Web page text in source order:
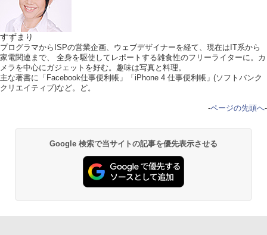
すずまり
プログラマからISPの営業企画、ウェブデザイナーを経て、現在はIT系から
家電関連まで、 全身を駆使してレポートする雑食性のフリーライターに。カ
メラを中心にガジェットを好む。趣味は写真と料理。
主な著書に「Facebook仕事便利帳」「iPhone 4 仕事便利帳」(ソフトバンク
クリエイティブ)など。ど。
-ページの先頭へ-
Google 検索で当サイトの記事を優先表示させる